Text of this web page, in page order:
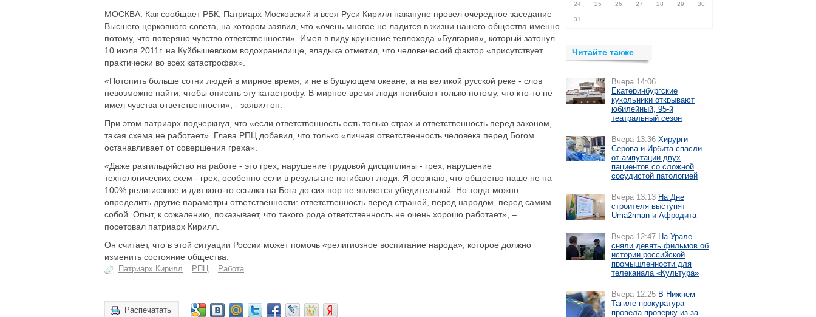
МОСКВА. Как сообщает РБК, Патриарх Московский и всея Руси Кирилл накануне провел очередное заседание
Высшего церковного совета, на котором заявил, что «очень многое не ладится в жизни нашего общества именно
потому, что потеряно чувство ответственности». Имея в виду крушение теплохода «Булгария», который затонул
10 июля 2011г. на Куйбышевском водохранилище, владыка отметил, что человеческий фактор «присутствует
практически во всех катастрофах».
«Потопить больше сотни людей в мирное время, и не в бушующем океане, а на великой русской реке - слов
невозможно найти, чтобы описать эту катастрофу. В мирное время люди погибают только потому, что кто-то не
имел чувства ответственности», - заявил он.
При этом патриарх подчеркнул, что «если ответственность есть только страх и ответственность перед законом,
такая схема не работает». Глава РПЦ добавил, что только «личная ответственность человека перед Богом
останавливает от совершения греха».
«Даже разгильдяйство на работе - это грех, нарушение трудовой дисциплины - грех, нарушение
технологических схем - грех, особенно если в результате погибают люди. Я осознаю, что общество наше не на
100% религиозное и для кого-то ссылка на Бога до сих пор не является убедительной. Но тогда можно
определить другие параметры ответственности: ответственность перед страной, перед народом, перед самим
собой. Опыт, к сожалению, показывает, что такого рода ответственность не очень хорошо работает», –
посетовал патриарх Кирилл.
Он считает, что в этой ситуации России может помочь «религиозное воспитание народа», которое должно
изменить состояние общества.
Патриарх Кирилл РПЦ Работа
Распечатать
24 25 26 27 28 29 30
31
Читайте также
Вчера 14:06
Екатеринбургские
кукольники открывают
юбилейный, 95-й
театральный сезон
Вчера 13:36 Хирурги
Серова и Ирбита спасли
от ампутации двух
пациентов со сложной
сосудистой патологией
Вчера 13:13 На Дне
строителя выступят
Uma2rman и Афродита
Вчера 12:47 На Урале
сняли девять фильмов об
истории российской
промышленности для
телеканала «Культура»
Вчера 12:25 В Нижнем
Тагиле прокуратура
провела проверку из-за